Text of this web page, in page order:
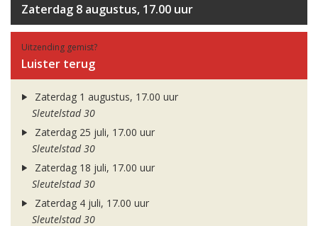
Zaterdag 8 augustus, 17.00 uur
Uitzending gemist?
Luister terug
Zaterdag 1 augustus, 17.00 uur
Sleutelstad 30
Zaterdag 25 juli, 17.00 uur
Sleutelstad 30
Zaterdag 18 juli, 17.00 uur
Sleutelstad 30
Zaterdag 4 juli, 17.00 uur
Sleutelstad 30